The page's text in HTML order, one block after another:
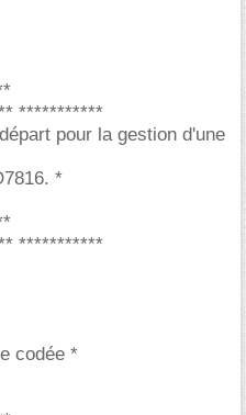
***********
pour la gestion d'une
*
***********
codée *